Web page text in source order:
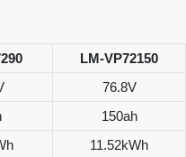
LM-VP72150
76.8V
150ah
11.52kWh